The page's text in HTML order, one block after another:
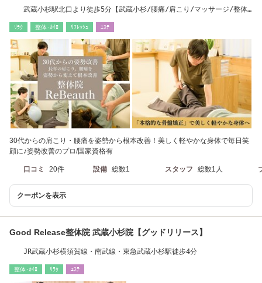
武蔵小杉駅北口より徒歩5分【武蔵小杉/腰痛/肩こり/マッサージ/整体/
ﾘﾗｸ 整体･ｶｲﾛ ﾘﾌﾚｯｼｭ ｴｽﾃ
30代からの肩こり・腰痛を姿勢から根本改善！美しく軽やかな身体で毎日笑
顔に♪姿勢改善のプロ/国家資格有
口コミ 20件 設備 総数1 スタッフ 総数1人
クーポンを表示
Good Release整体院 武蔵小杉院【グッドリリース】
JR武蔵小杉横須賀線・南武線・東急武蔵小杉駅徒歩4分
整体･ｶｲﾛ ﾘﾗｸ ｴｽﾃ